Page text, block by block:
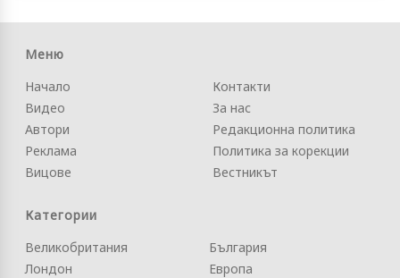
Меню
Начало
Видео
Автори
Реклама
Вицове
Контакти
За нас
Редакционна политика
Политика за корекции
Вестникът
Категории
Великобритания
Лондон
България
Европа